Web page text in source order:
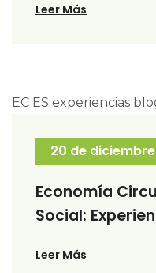
Leer Más
20 de
Economía
Social:
Leer Más